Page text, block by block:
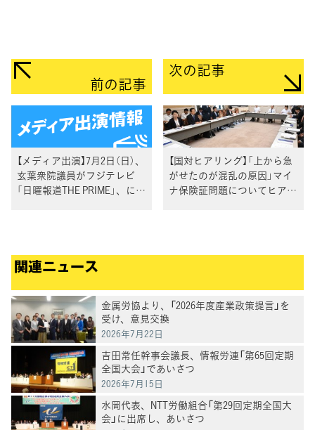
前の記事
【メディア出演】7月2日（日）、
玄葉衆院議員がフジテレビ
「日曜報道THE PRIME」、に生
次の記事
【国対ヒアリング】「上から急
がせたのが混乱の原因」マイ
ナ保険証問題についてヒアリ
関連ニュース
金属労協より、「2026年度産業政策提言」を
受け、意見交換
2026年7月22日
吉田常任幹事会議長、情報労連「第65回定期
全国大会」であいさつ
2026年7月15日
水岡代表、NTT労働組合「第29回定期全国大
会」に出席し、あいさつ